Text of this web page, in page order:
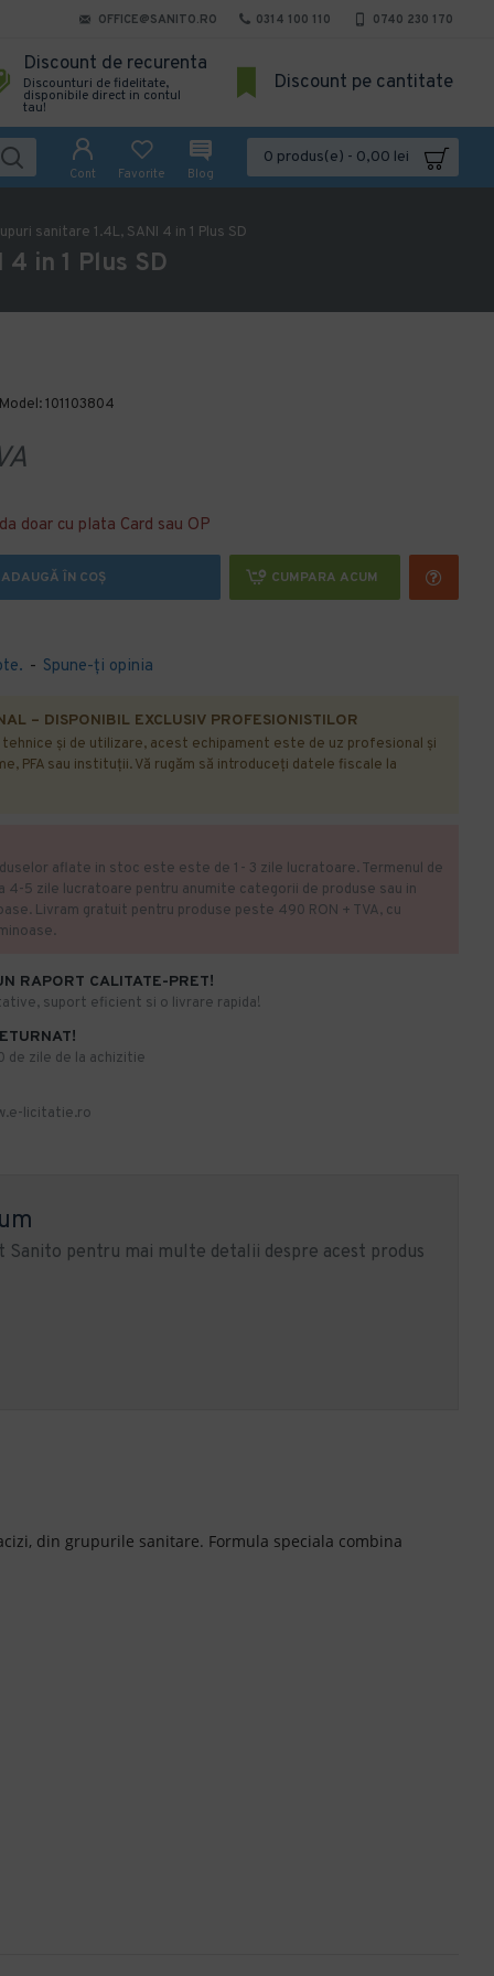
OFFICE@SANITO.RO 0314 100 110 0740 230 170
Discount de recurenta
Discounturi de fidelitate,
disponibile direct in contul
tau!
Discount pe cantitate
Cont Favorite Blog
0 produs(e) - 0,00 lei
sanitare 1.4L, SANI 4 in 1 Plus SD
in 1 Plus SD
Model:101103804
- Spune-ţi opinia
doar cu plata Card sau OP
ADAUGĂ ÎN COŞ CUMPARA ACUM
RAPORT CALITATE-PRET!
suport eficient si o livrare rapida!
de zile de la achizitie
licitatie.ro
– DISPONIBIL EXCLUSIV PROFESIONISTILOR
și de utilizare, acest echipament este de uz profesional și
PFA sau instituții. Vă rugăm să introduceți datele fiscale la
aflate in stoc este este de 1- 3 zile lucratoare. Termenul de
4-5 zile lucratoare pentru anumite categorii de produse sau in
Livram gratuit pentru produse peste 490 RON + TVA, cu
Sanito pentru mai multe detalii despre acest produs
din grupurile sanitare. Formula speciala combina